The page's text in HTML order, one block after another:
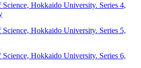
Hokkaido University. Series 4,
Hokkaido University. Series 5,
Hokkaido University. Series 6,